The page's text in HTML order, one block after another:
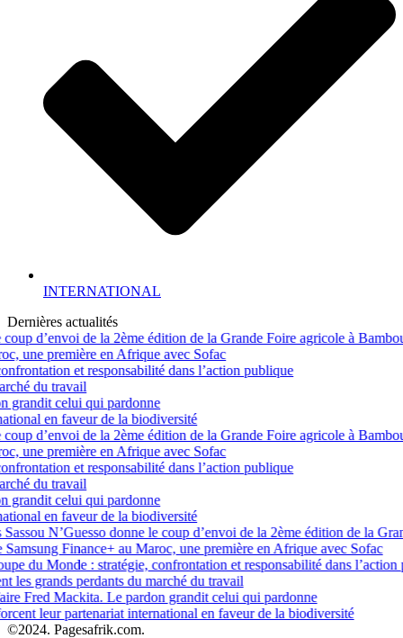
INTERNATIONAL
Dernières actualités
d’envoi de la 2ème édition de la Grande Foire agricole à
une première en Afrique avec Sofac
et responsabilité dans l’action publique
du travail
celui qui pardonne
en faveur de la biodiversité
d’envoi de la 2ème édition de la Grande Foire agricole à
une première en Afrique avec Sofac
et responsabilité dans l’action publique
du travail
celui qui pardonne
en faveur de la biodiversité
N’Guesso donne le coup d’envoi de la 2ème édition de la
Finance+ au Maroc, une première en Afrique avec Sofac
du Monde : stratégie, confrontation et responsabilité dans l’action
grands perdants du marché du travail
Fred Mackita. Le pardon grandit celui qui pardonne
leur partenariat international en faveur de la biodiversité
©2024. Pagesafrik.com.